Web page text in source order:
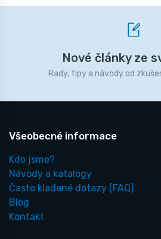
Nové články ze
Rady, tipy a návody od
Všeobecné informace
Kdo jsme?
Návody a katalogy
Často kladené dotazy (FAQ)
Blog
Kontakt